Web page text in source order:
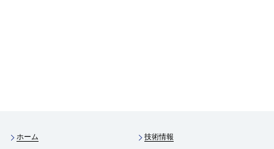
ホーム
技術情報